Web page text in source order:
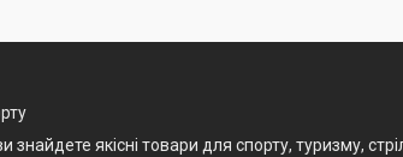
якісні товари для спорту, туризму,